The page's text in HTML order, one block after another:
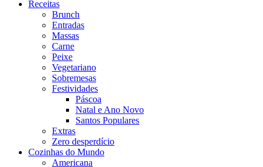
Receitas
Brunch
Entradas
Massas
Carne
Peixe
Vegetariano
Sobremesas
Festividades
Páscoa
Natal e Ano Novo
Santos Populares
Extras
Zero desperdício
Cozinhas do Mundo
Americana